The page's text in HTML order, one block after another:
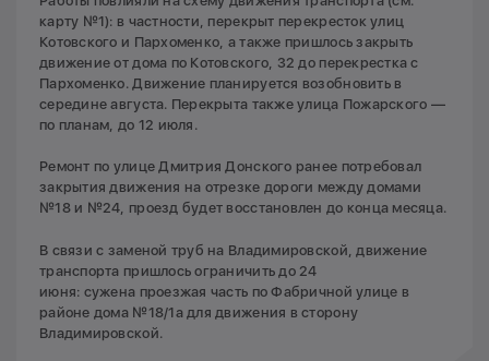
карту №1): в частности, перекрыт перекресток улиц
Котовского и Пархоменко, а также пришлось закрыть
движение от дома по Котовского, 32 до перекрестка с
Пархоменко. Движение планируется возобновить в
середине августа. Перекрыта также улица Пожарского —
по планам, до 12 июля.
Ремонт по улице Дмитрия Донского ранее потребовал
закрытия движения на отрезке дороги между домами
№18 и №24, проезд будет восстановлен до конца месяца.
В связи с заменой труб на Владимировской, движение
транспорта пришлось ограничить до 24
июня: сужена проезжая часть по Фабричной улице в
районе дома №18/1а для движения в сторону
Владимировской.